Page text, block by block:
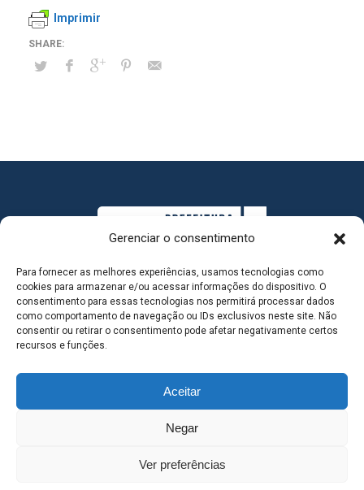
Gerenciar o consentimento
Para fornecer as melhores experiências, usamos tecnologias como
cookies para armazenar e/ou acessar informações do dispositivo. O
consentimento para essas tecnologias nos permitirá processar dados
como comportamento de navegação ou IDs exclusivos neste site. Não
consentir ou retirar o consentimento pode afetar negativamente certos
recursos e funções.
Aceitar
Negar
Ver preferências
Imprimir
MAPA DO SITE
SEDE DO ADMINISTRATIVO MUNICIPAL - Avenida